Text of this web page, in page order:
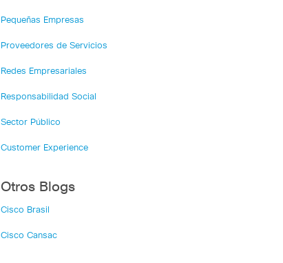
Pequeñas Empresas
Proveedores de Servicios
Redes Empresariales
Responsabilidad Social
Sector Público
Customer Experience
Otros Blogs
Cisco Brasil
Cisco Cansac